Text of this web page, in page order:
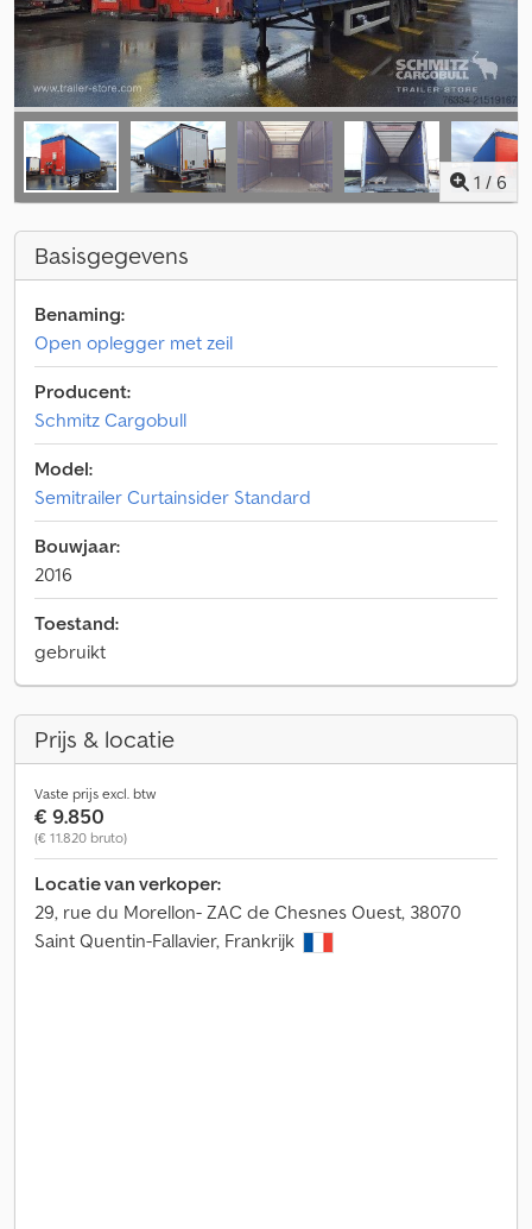
1 / 6
Basisgegevens
Benaming:
Open oplegger met zeil
Producent:
Schmitz Cargobull
Model:
Semitrailer Curtainsider Standard
Bouwjaar:
2016
Toestand:
gebruikt
Prijs & locatie
Vaste prijs excl. btw
€ 9.850
(€ 11.820 bruto)
Locatie van verkoper:
29, rue du Morellon- ZAC de Chesnes Ouest, 38070
Saint Quentin-Fallavier, Frankrijk